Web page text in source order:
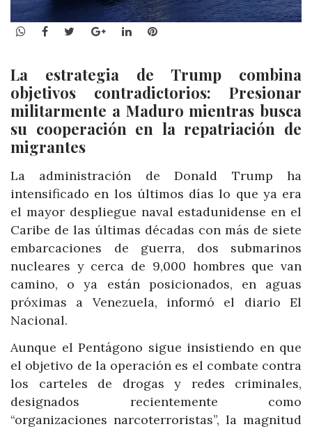
WhatsApp
Facebook
TwitterGoogle+LinkedInPinterest
La estrategia de Trump combina
objetivos contradictorios: Presionar
militarmente a Maduro mientras busca
su cooperación en la repatriación de
migrantes
La administración de Donald Trump ha
intensificado en los últimos días lo que ya era
el mayor despliegue naval estadunidense en el
Caribe de las últimas décadas con más de siete
embarcaciones de guerra, dos submarinos
nucleares y cerca de 9,000 hombres que van
camino, o ya están posicionados, en aguas
próximas a Venezuela, informó el diario El
Nacional.
Aunque el Pentágono sigue insistiendo en que
el objetivo de la operación es el combate contra
los carteles de drogas y redes criminales,
designados recientemente como
“organizaciones narcoterroristas”, la magnitud